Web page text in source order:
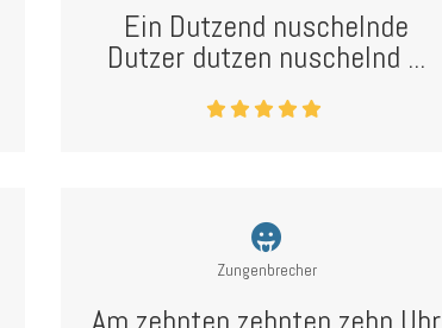
Ein Dutzend nuschelnde
Dutzer dutzen nuschelnd ...
Zungenbrecher